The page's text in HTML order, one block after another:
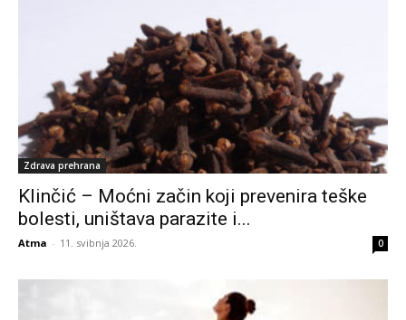
Zdrava prehrana
Klinčić – Moćni začin koji prevenira teške
bolesti, uništava parazite i...
Atma - 11. svibnja 2026. 0